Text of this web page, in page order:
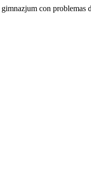
con problemas